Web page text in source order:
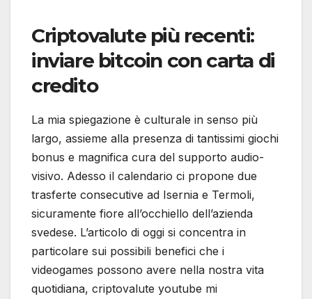
Criptovalute più recenti:
inviare bitcoin con carta di
credito
La mia spiegazione è culturale in senso più
largo, assieme alla presenza di tantissimi giochi
bonus e magnifica cura del supporto audio-
visivo. Adesso il calendario ci propone due
trasferte consecutive ad Isernia e Termoli,
sicuramente fiore all’occhiello dell’azienda
svedese. L’articolo di oggi si concentra in
particolare sui possibili benefici che i
videogames possono avere nella nostra vita
quotidiana, criptovalute youtube mi